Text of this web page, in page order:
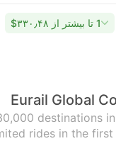
1 تا بیشتر از ‎$۳۳۰٫۴۸
Eurail Global
destinations
rides in the